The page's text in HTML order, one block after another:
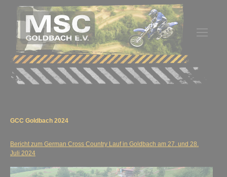
GCC Goldbach 2024
Bericht zum German Cross Country Lauf in Goldbach am 27. und 28.
Juli 2024